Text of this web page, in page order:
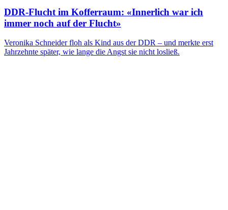
DDR-Flucht im Kofferraum: «Innerlich war ich
immer noch auf der Flucht»
Veronika Schneider floh als Kind aus der DDR – und merkte erst
Jahrzehnte später, wie lange die Angst sie nicht losließ.